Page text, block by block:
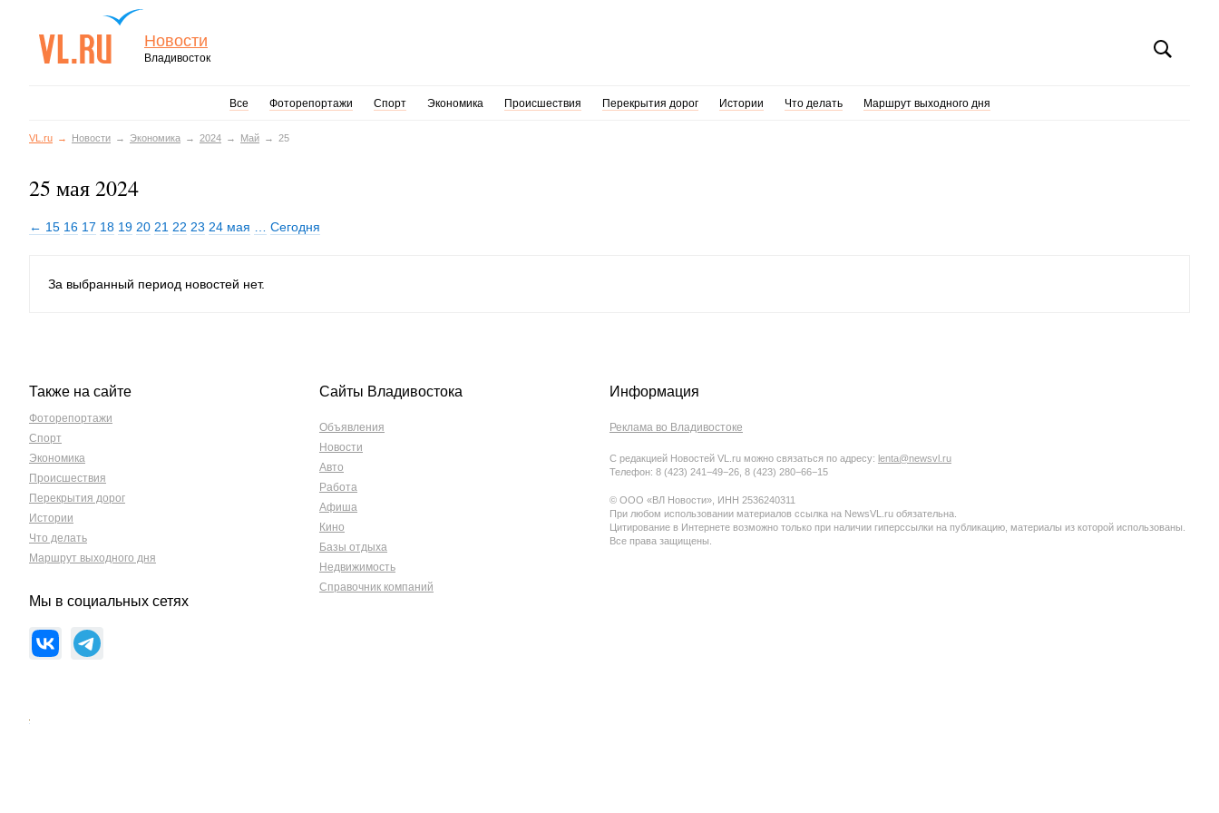
Новости
Владивосток
Все Фоторепортажи Спорт Экономика Происшествия Перекрытия дорог Истории Что делать Маршрут выходного дня
VL.ru Новости Экономика 2024 Май 25
25 мая 2024
← 15 16 17 18 19 20 21 22 23 24 мая Сегодня
За выбранный период новостей нет.
Также на сайте
Фоторепортажи
Спорт
Экономика
Происшествия
Перекрытия дорог
Истории
Что делать
Маршрут выходного дня
Мы в социальных сетях
Сайты Владивостока
Объявления
Новости
Авто
Работа
Афиша
Кино
Базы отдыха
Недвижимость
Справочник компаний
Информация
Реклама во Владивостоке
С редакцией Новостей VL.ru можно связаться по адресу: lenta@newsvl.ru
Телефон: 8 (423) 241−49−26, 8 (423) 280−66−15
© ООО «ВЛ Новости», ИНН 2536240311
При любом использовании материалов ссылка на NewsVL.ru обязательна.
Цитирование в Интернете возможно только при наличии гиперссылки на публикацию, материалы из которой использованы.
Все права защищены.